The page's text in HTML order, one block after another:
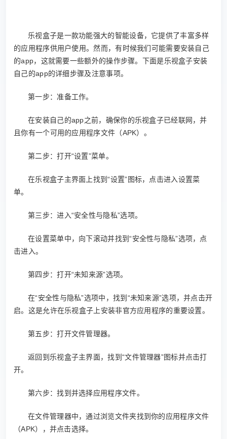
乐视盒子是一款功能强大的智能设备，它提供了丰富多样
的应用程序供用户使用。然而，有时候我们可能需要安装自己
的app，这就需要一些额外的操作步骤。下面是乐视盒子安装
自己的app的详细步骤及注意事项。
第一步：准备工作。
在安装自己的app之前，确保你的乐视盒子已经联网，并
且你有一个可用的应用程序文件（APK）。
第二步：打开“设置”菜单。
在乐视盒子主界面上找到“设置”图标，点击进入设置菜
单。
第三步：进入“安全性与隐私”选项。
在设置菜单中，向下滚动并找到“安全性与隐私”选项，点
击进入。
第四步：打开“未知来源”选项。
在“安全性与隐私”选项中，找到“未知来源”选项，并点击开
启。这是允许在乐视盒子上安装非官方应用程序的重要设置。
第五步：打开文件管理器。
返回到乐视盒子主界面，找到“文件管理器”图标并点击打
开。
第六步：找到并选择应用程序文件。
在文件管理器中，通过浏览文件夹找到你的应用程序文件
（APK），并点击选择。